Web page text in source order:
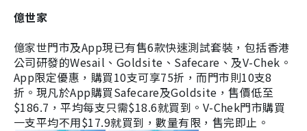
億世家
億家世門市及App現已有售6款快速測試套裝，包括香港
公司研發的Wesail、Goldsite、Safecare、及V-Chek。
App限定優惠，購買10支可享75折，而門市則10支8
折。現凡於App購買Safecare及Goldsite，售價低至
$186.7，平均每支只需$18.6就買到。V-Chek門市購買
一支平均不用$17.9就買到，數量有限，售完即止。